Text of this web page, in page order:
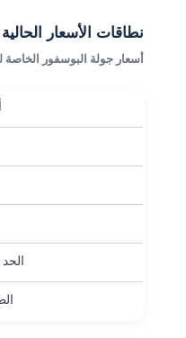
نطاقات الأسعار
أسعار جولة البوسفور